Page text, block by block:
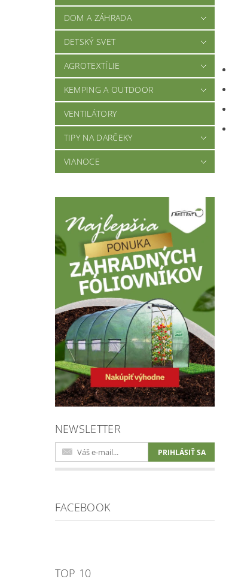
DOM A ZÁHRADA
DETSKÝ SVET
AGROTEXTÍLIE
KEMPING A OUTDOOR
VENTILÁTORY
TIPY NA DARČEKY
VIANOCE
NEWSLETTER
FACEBOOK
TOP 10